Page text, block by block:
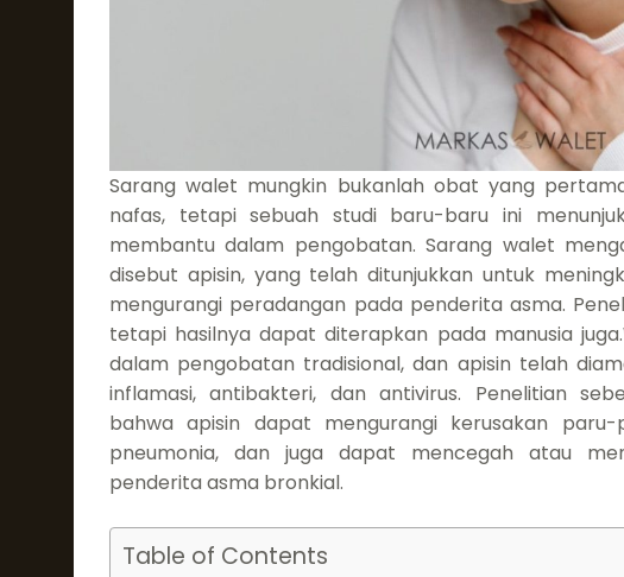
Sarang walet mungkin bukanlah obat yang
nafas, tetapi sebuah studi baru-baru ini
membantu dalam pengobatan. Sarang walet
disebut apisin, yang telah ditunjukkan untuk
mengurangi peradangan pada penderita asma.
tetapi hasilnya dapat diterapkan pada manusia
dalam pengobatan tradisional, dan apisin telah
inflamasi, antibakteri, dan antivirus. Penelitian
bahwa apisin dapat mengurangi kerusakan
pneumonia, dan juga dapat mencegah atau
penderita asma bronkial.
Table of Contents